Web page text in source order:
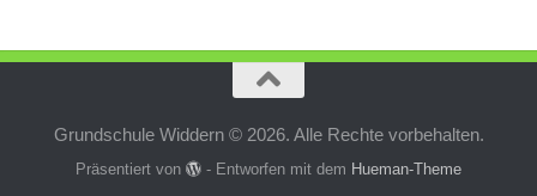
Grundschule Widdern © 2026. Alle Rechte vorbehalten.
Präsentiert von - Entworfen mit dem Hueman-Theme